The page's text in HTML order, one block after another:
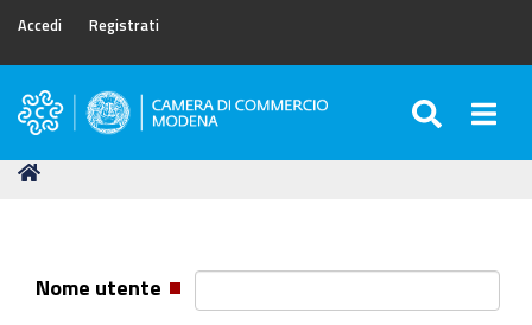
Accedi Registrati
Camera
Commercio
Tu
Nome utente